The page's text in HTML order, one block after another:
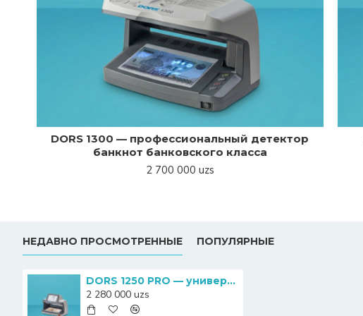
DORS 1300 — профессиональный детектор
банкнот банковского класса
2 700 000 uzs
НЕДАВНО ПРОСМОТРЕННЫЕ ПОПУЛЯРНЫЕ
DORS 1250 PRO — универсальный просмотровый детектор банкнот
2 280 000 uzs